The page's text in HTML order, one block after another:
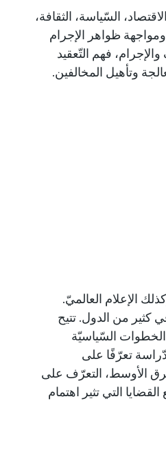
السّياسة، الثقافة،
ظواهر الإجرام
فهم التّعقيد
وتأهيل المخالفين.
الإعلام العالميّ.
كثير من الدول. تتيح
السّياسيّة
تعرّفًا على
الأوسط، التعرّف على
التي تثير اهتمام